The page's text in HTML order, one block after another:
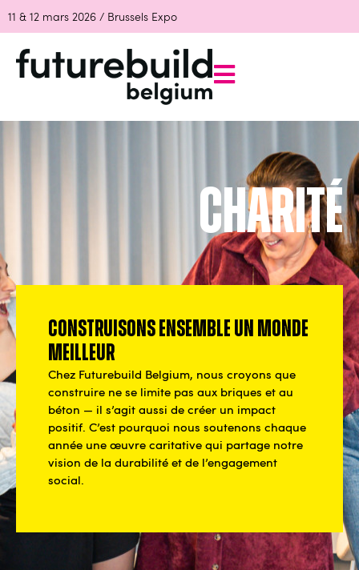
11 & 12 mars 2026 / Brussels Expo
Charité
Construisons ensemble un monde
meilleur
Chez Futurebuild Belgium, nous croyons que
construire ne se limite pas aux briques et au
béton — il s’agit aussi de créer un impact
positif. C’est pourquoi nous soutenons chaque
année une œuvre caritative qui partage notre
vision de la durabilité et de l’engagement
social.